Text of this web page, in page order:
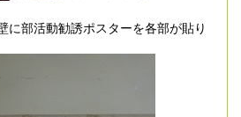
に部活動勧誘ポスターを各部が貼り